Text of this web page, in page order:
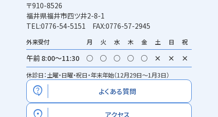
〒910-8526
福井県福井市四ツ井2-8-1
TEL:0776-54-5151 FAX:0776-57-2945
外来受付 月 火 水 木 金 土 日 祝
午前 8:00～11:30 ○ ○ ○ ○ ○ × × ×
休診日：土曜・日曜・祝日・年末年始（12月29日～1月3日）
contact_support よくある質問
アクセス